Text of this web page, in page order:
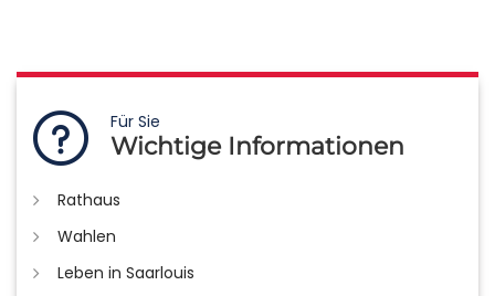
Für Sie
Wichtige Informationen
Rathaus
Wahlen
Leben in Saarlouis